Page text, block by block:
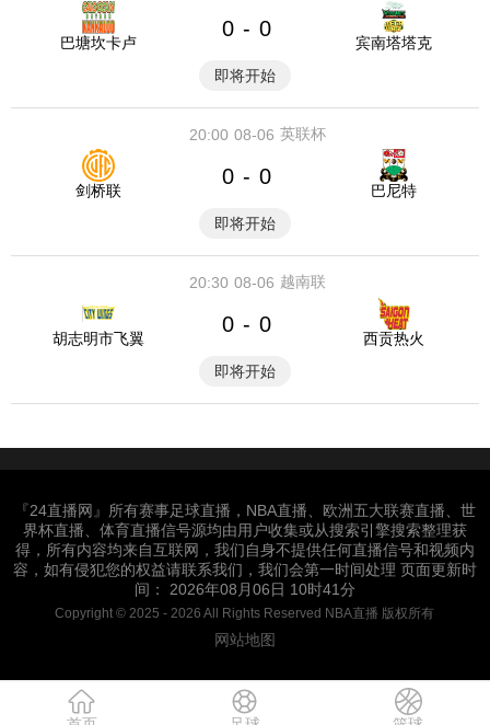
巴塘坎卡卢
0 - 0
宾南塔塔克
即将开始
08-06
20:00 英联杯
剑桥联
0 - 0
巴尼特
即将开始
08-06
20:30 越南联
胡志明市飞翼
0 - 0
西贡热火
即将开始
『24直播网』所有赛事足球直播，NBA直播、欧洲五大联赛直播、世
界杯直播、体育直播信号源均由用户收集或从搜索引擎搜索整理获
得，所有内容均来自互联网，我们自身不提供任何直播信号和视频内
容，如有侵犯您的权益请联系我们，我们会第一时间处理 页面更新时
间： 2026年08月06日 10时41分
Copyright © 2025 - 2026 All Rights Reserved NBA直播 版权所有
网站地图